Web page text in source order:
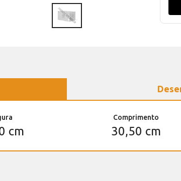
cm
Comprimento
30,50 cm